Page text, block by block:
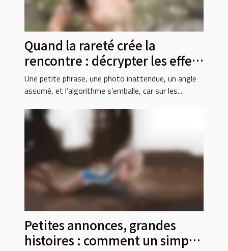
Quand la rareté crée la
rencontre : décrypter les effets
d’une annonce originale
Une petite phrase, une photo inattendue, un angle
assumé, et l’algorithme s’emballe, car sur les...
Petites annonces, grandes
histoires : comment un simple